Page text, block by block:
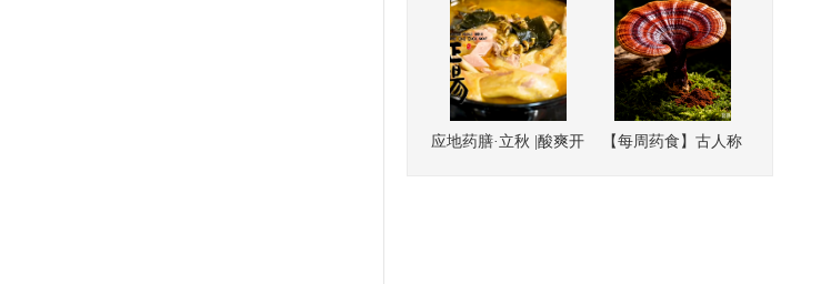
应地药膳·立秋 |酸爽开
【每周药食】古人称